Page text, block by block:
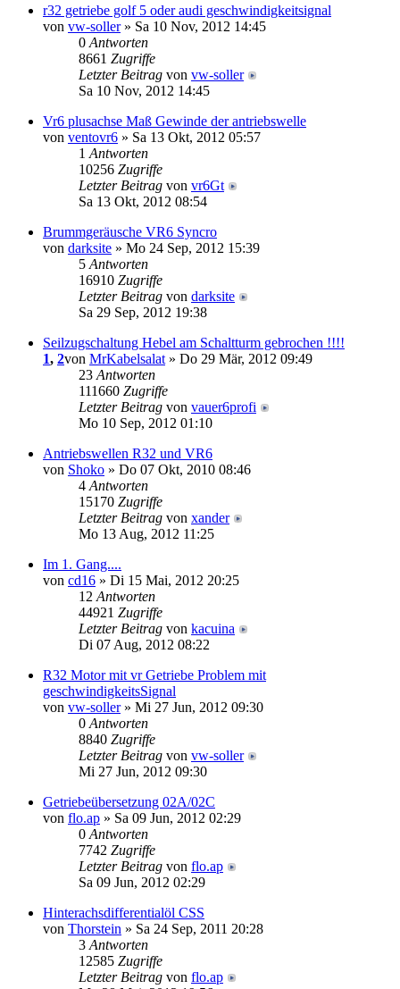
r32 getriebe golf 5 oder audi geschwindigkeitsignal
von vw-soller» Sa 10 Nov, 2012 14:45
0 Antworten
8661 Zugriffe
Letzter Beitrag von vw-soller
Sa 10 Nov, 2012 14:45
Vr6 plusachse Maß Gewinde der antriebswelle
von ventovr6 » Sa 13 Okt, 2012 05:57
1 Antworten
10256 Zugriffe
Letzter Beitrag von vr6Gt
Sa 13 Okt, 2012 08:54
Brummgeräusche VR6 Syncro
von darksite » Mo 24 Sep, 2012 15:39
5 Antworten
16910 Zugriffe
Letzter Beitrag von darksite
Sa 29 Sep, 2012 19:38
Seilzugschaltung Hebel am Schaltturm gebrochen !!!!
1, 2von MrKabelsalat » Do 29 Mär, 2012 09:49
23 Antworten
111660 Zugriffe
Letzter Beitrag von vauer6profi
Mo 10 Sep, 2012 01:10
Antriebswellen R32 und VR6
von Shoko » Do 07 Okt, 2010 08:46
4 Antworten
15170 Zugriffe
Letzter Beitrag von xander
Mo 13 Aug, 2012 11:25
Im 1. Gang....
von cd16 » Di 15 Mai, 2012 20:25
12 Antworten
44921 Zugriffe
Letzter Beitrag von kacuina
Di 07 Aug, 2012 08:22
R32 Motor mit vr Getriebe Problem mit
geschwindigkeitsSignal
von vw-soller» Mi 27 Jun, 2012 09:30
0 Antworten
8840 Zugriffe
Letzter Beitrag von vw-soller
Mi 27 Jun, 2012 09:30
Getriebeübersetzung 02A/02C
von flo.ap » Sa 09 Jun, 2012 02:29
0 Antworten
7742 Zugriffe
Letzter Beitrag von flo.ap
Sa 09 Jun, 2012 02:29
Hinterachsdifferentialöl CSS
von Thorstein » Sa 24 Sep, 2011 20:28
3 Antworten
12585 Zugriffe
Letzter Beitrag von flo.ap